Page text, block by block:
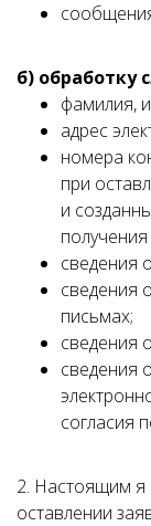
б) обработку
фамилия,
адрес
номера
при
и
сведения
сведения
письмах;
сведения
сведения
согласия
2. Настоящим я
оставлении